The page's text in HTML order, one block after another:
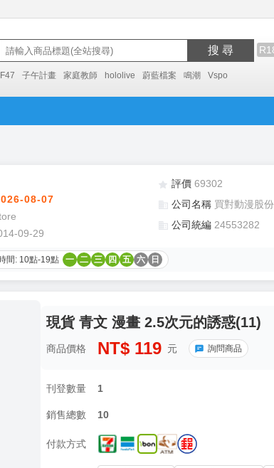
搜 尋
子午計畫 家庭教師 hololive 蔚藍檔案 鳴潮 Vspo
08-07
09-29
評價 69302
公司名稱 買對動漫股
公司統編 24553282
間: 10點-19點 一 二 三 四 五 六 日
現貨 青文 漫畫 2.5次元的誘惑(11)
商品價格 NT$ 119 元 詢問商品
刊登數量 1
銷售總數 10
付款方式